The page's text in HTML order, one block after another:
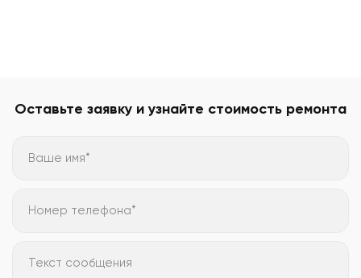
Оставьте заявку и узнайте стоимость ремонта
Ваше имя*
Номер телефона*
Текст сообщения